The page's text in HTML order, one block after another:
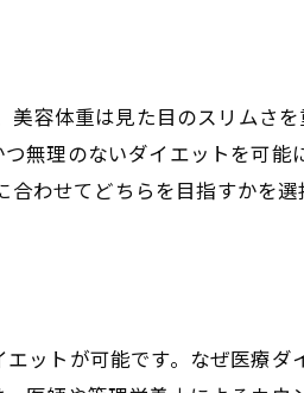
び方
を考える
本とは
践ポイント
容体重は見た目のスリムさ
無理のないダイエットを可能
わせてどちらを目指すかを
ットが可能です。なぜ医療ダ